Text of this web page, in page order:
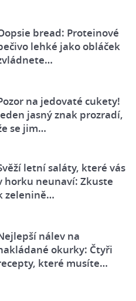
bread: Proteinové
lehké jako obláček
na jedovaté cukety!
jasný znak prozradí,
se jim…
letní saláty, které vás
horku neunaví: Zkuste
zelenině…
nálev na
okurky: Čtyři
které musíte…